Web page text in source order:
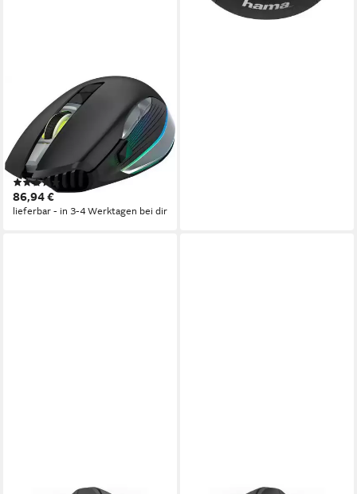
PC Gaming Maus kabellos,
ergonomisch, optisch,
Rechtshänder, Schwarz
Gaming-Maus (Funk)
86,94 €
lieferbar - in 3-4 Werktagen bei dir